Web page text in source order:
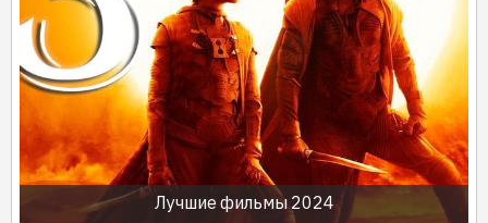
Лучшие фильмы 2024